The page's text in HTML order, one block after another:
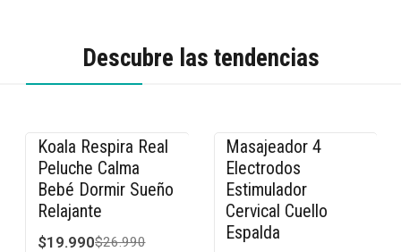
Descubre las tendencias
-26% OFF
Koala Respira Real
Peluche Calma
Bebé Dormir Sueño
Relajante
$19.990$26.990
-33% OFF
Masajeador 4
Electrodos
Estimulador
Cervical Cuello
Espalda